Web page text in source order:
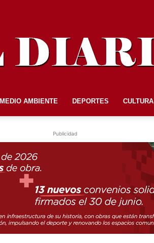
DIARIO
MEDIO AMBIENTE DEPORTES CULTURA
Publicidad